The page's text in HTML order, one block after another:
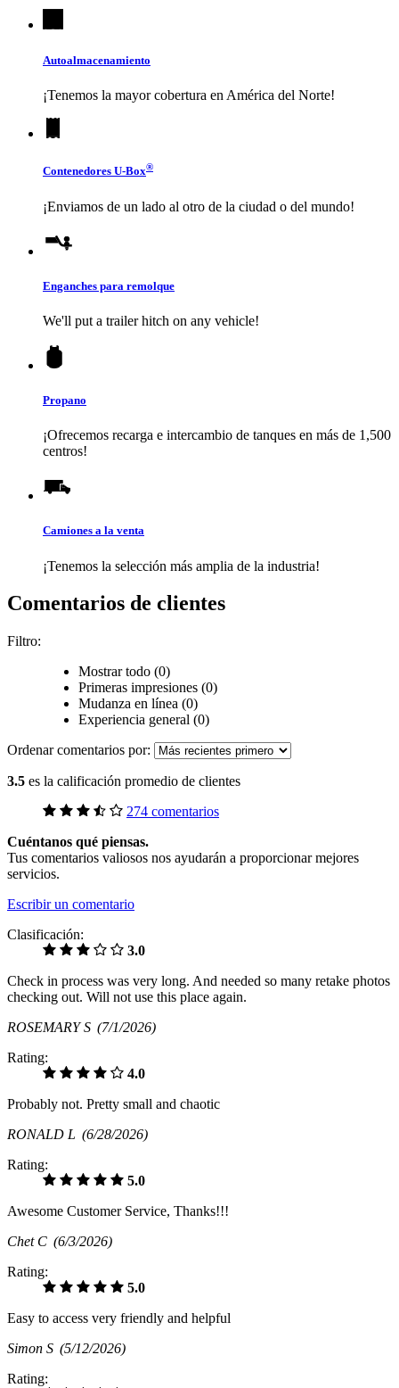
Autoalmacenamiento
¡Tenemos la mayor cobertura en América del Norte!
Contenedores U-Box®
¡Enviamos de un lado al otro de la ciudad o del mundo!
Enganches para remolque
We'll put a trailer hitch on any vehicle!
Propano
¡Ofrecemos recarga e intercambio de tanques en más de 1,500
centros!
Camiones a la venta
¡Tenemos la selección más amplia de la industria!
Comentarios de clientes
Filtro:
Mostrar todo (0)
Primeras impresiones (0)
Mudanza en línea (0)
Experiencia general (0)
Ordenar comentarios por:
3.5 es la calificación promedio de clientes
274 comentarios
Cuéntanos qué piensas.
Tus comentarios valiosos nos ayudarán a proporcionar mejores
servicios.
Escribir un comentario
Clasificación:
3.0
Check in process was very long. And needed so many retake photos
checking out. Will not use this place again.
ROSEMARY S (7/1/2026)
Rating:
4.0
Probably not. Pretty small and chaotic
RONALD L (6/28/2026)
Rating:
5.0
Awesome Customer Service, Thanks!!!
Chet C (6/3/2026)
Rating:
5.0
Easy to access very friendly and helpful
Simon S (5/12/2026)
Rating: